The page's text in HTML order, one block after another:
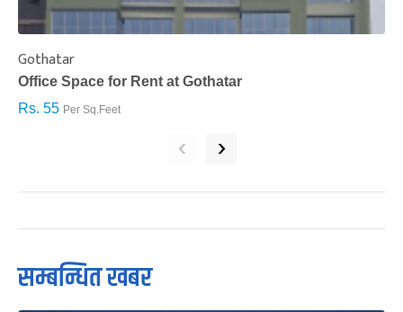
Gothatar
Office Space for Rent at Gothatar
Rs. 55 Per Sq.Feet
‹ ›
सम्बन्धित खबर